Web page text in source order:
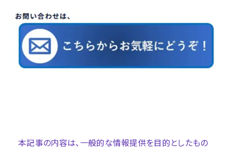
本記事の内容は、一般的な情報提供を目的としたもの